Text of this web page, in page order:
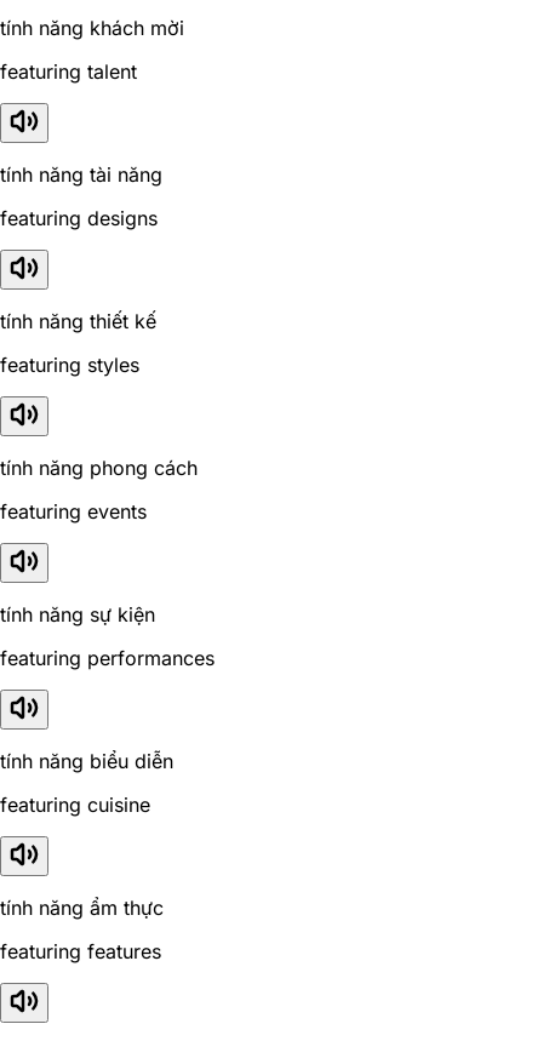
tính năng khách mời
featuring talent
tính năng tài năng
featuring designs
tính năng thiết kế
featuring styles
tính năng phong cách
featuring events
tính năng sự kiện
featuring performances
tính năng biểu diễn
featuring cuisine
tính năng ẩm thực
featuring features